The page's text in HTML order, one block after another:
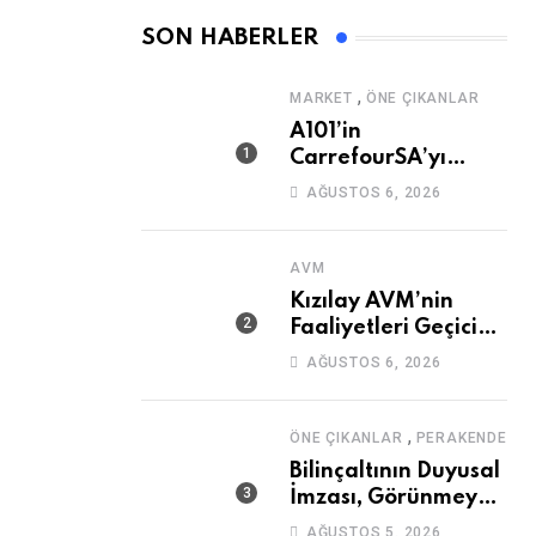
SON HABERLER
MARKET , ÖNE ÇIKANLAR
A101’in
CarrefourSA’yı
Devralmasına Şartlı
AĞUSTOS 6, 2026
AVM
Kızılay AVM’nin
Faaliyetleri Geçici
Olarak Durduruldu
AĞUSTOS 6, 2026
ÖNE ÇIKANLAR , PERAKENDE
Bilinçaltının Duyusal
İmzası, Görünmeyen
Güç
AĞUSTOS 5, 2026